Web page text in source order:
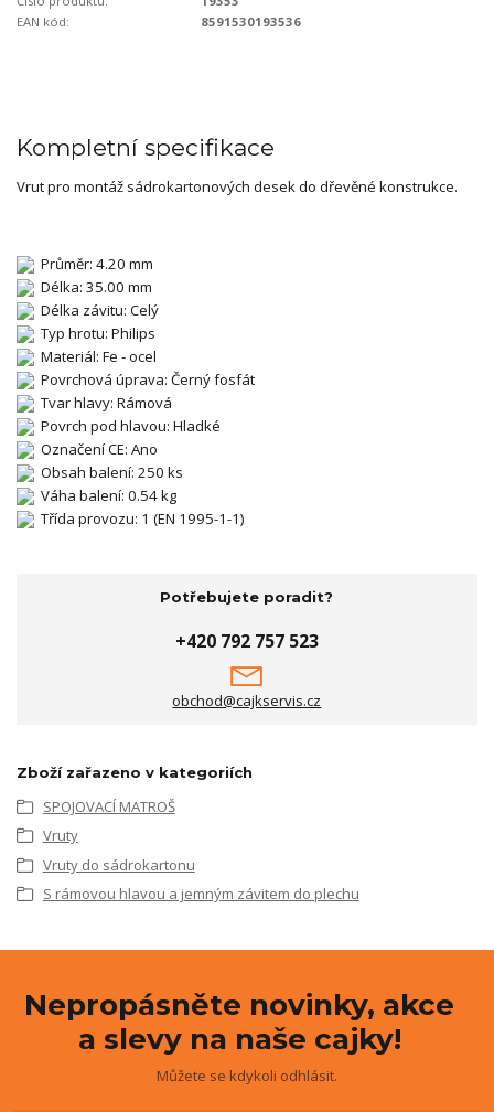
EAN kód:
8591530193536
Kompletní specifikace
Vrut pro montáž sádrokartonových desek do dřevěné konstrukce.
Průměr: 4.20 mm
Délka: 35.00 mm
Délka závitu: Celý
Typ hrotu: Philips
Materiál: Fe - ocel
Povrchová úprava: Černý fosfát
Tvar hlavy: Rámová
Povrch pod hlavou: Hladké
Označení CE: Ano
Obsah balení: 250 ks
Váha balení: 0.54 kg
Třída provozu: 1 (EN 1995-1-1)
Potřebujete poradit?
+420 792 757 523
obchod@cajkservis.cz
Zboží zařazeno v kategoriích
SPOJOVACÍ MATROŠ
Vruty
Vruty do sádrokartonu
S rámovou hlavou a jemným závitem do plechu
Nepropásněte novinky, akce
a slevy na naše cajky!
Můžete se kdykoli odhlásit.